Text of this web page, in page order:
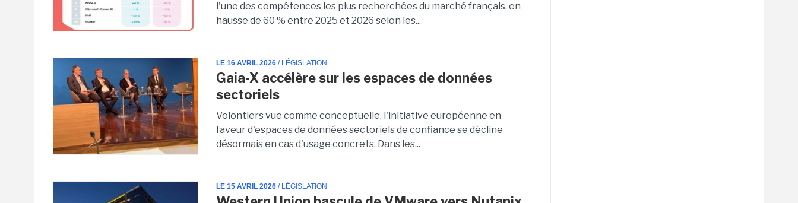
l'une des compétences les plus recherchées du marché français, en
hausse de 60 % entre 2025 et 2026 selon les...
LE 16 AVRIL 2026 / LÉGISLATION
Gaia-X accélère sur les espaces de données
sectoriels
Volontiers vue comme conceptuelle, l'initiative européenne en
faveur d'espaces de données sectoriels de confiance se décline
désormais en cas d'usage concrets. Dans les...
LE 15 AVRIL 2026 / LÉGISLATION